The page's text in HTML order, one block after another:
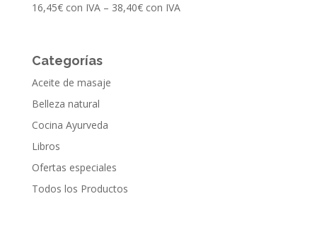
16,45€ con IVA– 38,40€ con IVA
Categorías
Aceite de masaje
Belleza natural
Cocina Ayurveda
Libros
Ofertas especiales
Todos los Productos